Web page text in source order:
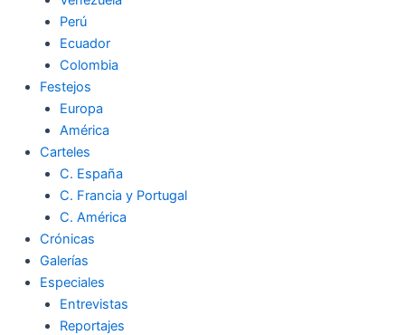
Perú
Ecuador
Colombia
Festejos
Europa
América
Carteles
C. España
C. Francia y Portugal
C. América
Crónicas
Galerías
Especiales
Entrevistas
Reportajes